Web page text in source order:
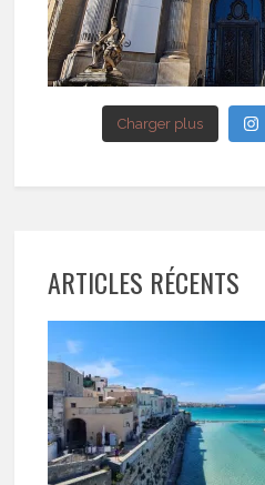
Charger plus
ARTICLES RÉCENTS